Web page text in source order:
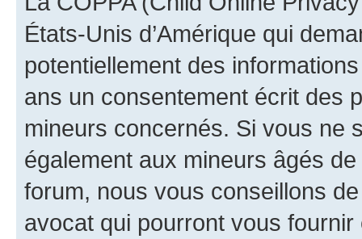
États-Unis d’Amérique qui
potentiellement des
ans un consentement écrit des
mineurs concernés. Si vous ne
également aux mineurs âgés
forum, nous vous conseillons
avocat qui pourront vous